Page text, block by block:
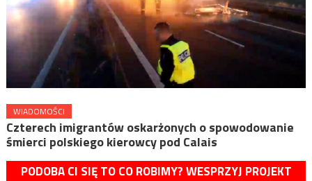
WIADOMOŚCI
Czterech imigrantów oskarżonych o spowodowanie
śmierci polskiego kierowcy pod Calais
PODOBA CI SIĘ TO CO ROBIMY? WESPRZYJ PROJEKT